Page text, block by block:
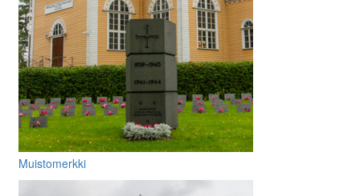
Muistomerkki